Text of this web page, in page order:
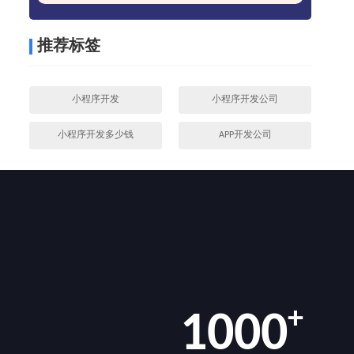
推荐标签
小程序开发 小程序开发公司
小程序开发多少钱 APP开发公司
1000+